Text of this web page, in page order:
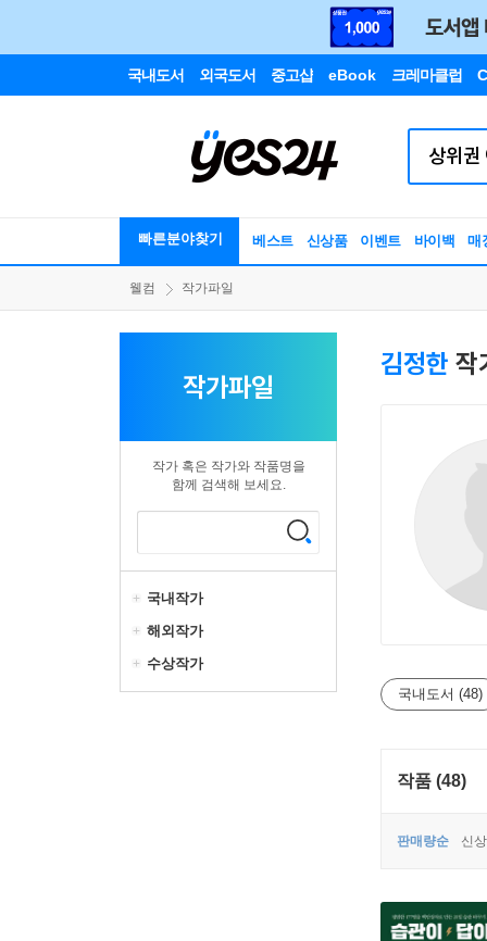
국내도서 외국도서 중고샵 eBook 크레마클럽
빠른분야찾기 베스트 신상품 이벤트 바이백 매
웰컴 작가파일
작가파일
작가 혹은 작가와 작품명을
함께 검색해 보세요.
국내작가
해외작가
수상작가
김정한 작
국내도서 (48)
작품 (48)
판매량순 신